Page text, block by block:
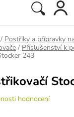
Hledat
/ Postřiky a přípravky
/ Příslušenství k
243
hodnocení